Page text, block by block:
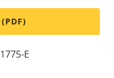
E